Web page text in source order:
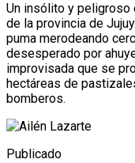
Un insólito y peligroso
de la provincia de
puma merodeando
desesperado por
improvisada que se
hectáreas de
bomberos.
Publicado